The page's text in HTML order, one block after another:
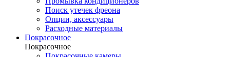
Поиск утечек фреона
Опции, аксессуары
Расходные материалы
Покрасочное
Покрасочное